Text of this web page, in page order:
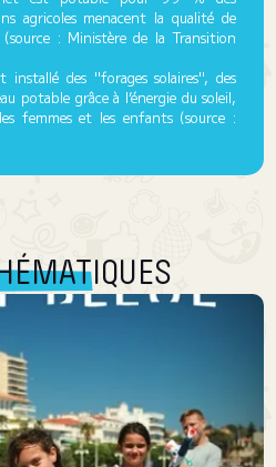
agricoles menacent la qualité de
(source : Ministère de la Transition
installé des "forages solaires", des
potable grâce à l’énergie du soleil,
femmes et les enfants (source :
à la mer pour ses vacances
de respirer et de protéger
les enfants d'une �...